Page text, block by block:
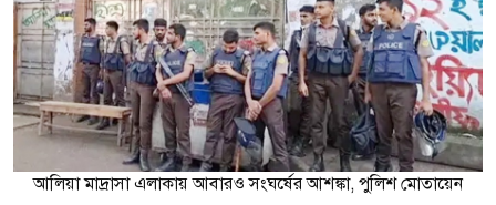
আলিয়া মাদ্রাসা এলাকায় আবারও সংঘর্ষের আশঙ্কা, পুলিশ মোতায়েন